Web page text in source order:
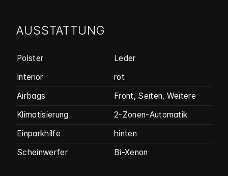
AUSSTATTUNG
Polster
Leder
Interior
rot
Airbags
Front, Seiten, Weitere
Klimatisierung
2-Zonen-Automatik
Einparkhilfe
hinten
Scheinwerfer
Bi-Xenon